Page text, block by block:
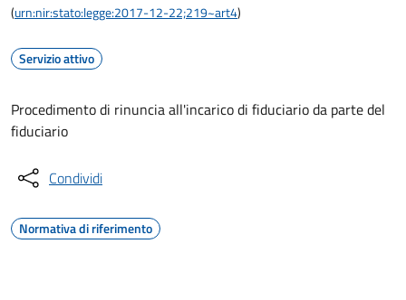
(urn:nir:stato:legge:2017-12-22;219~art4)
Servizio attivo
Procedimento di rinuncia all'incarico di fiduciario da parte del
fiduciario
Condividi
Normativa di riferimento